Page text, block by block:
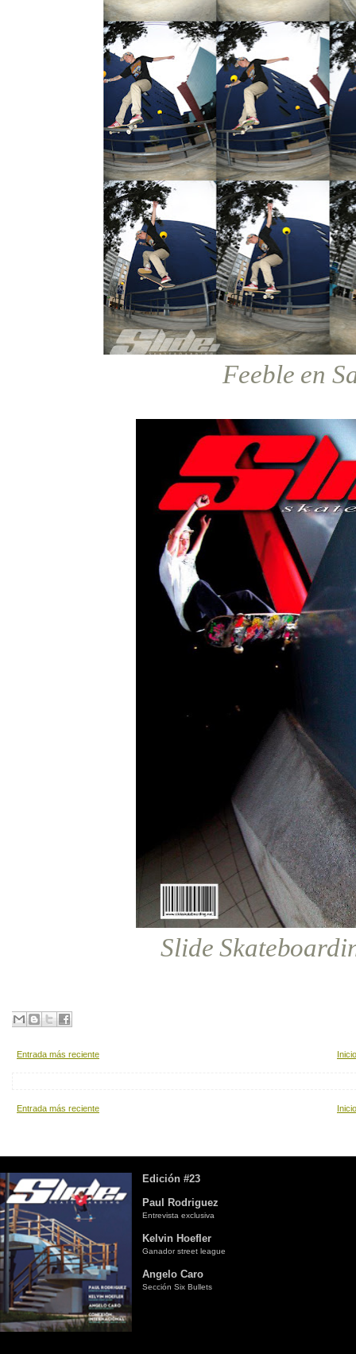
Feeble en
Slide
Entrada más reciente Inicio
Entrada más reciente Inicio
Edición #23
Paul Rodriguez
Entrevista exclusiva
Kelvin Hoefler
Ganador street league
Angelo Caro
Sección Six Bullets